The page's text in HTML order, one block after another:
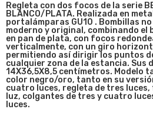
Regleta con dos focos de la serie
BLANCO/PLATA. Realizada en
portalámparas GU10 . Bombillas
moderno y original, combinando el
en pan de plata, con focos
verticalmente, con un giro
permitiendo así dirigir los puntos
cualquier zona de la estancia. Sus
14X36,5X8,5 centímetros. Modelo
color negro/oro, tanto en su
cuatro luces, regleta de tres luces,
luz, colgantes de tres y cuatro
luces.